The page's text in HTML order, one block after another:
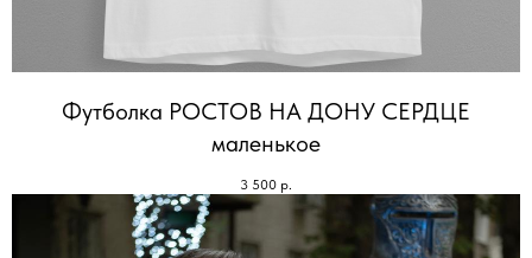
Футболка РОСТОВ НА ДОНУ СЕРДЦЕ
маленькое
3 500 р.